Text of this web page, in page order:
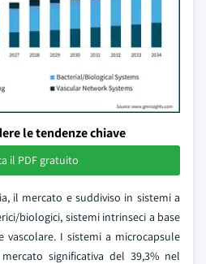
le tendenze chiave
il PDF gratuito
il mercato e suddiviso in sistemi a
biologici, sistemi intrinseci a base
I sistemi a microcapsule
significativa del 39,3% nel